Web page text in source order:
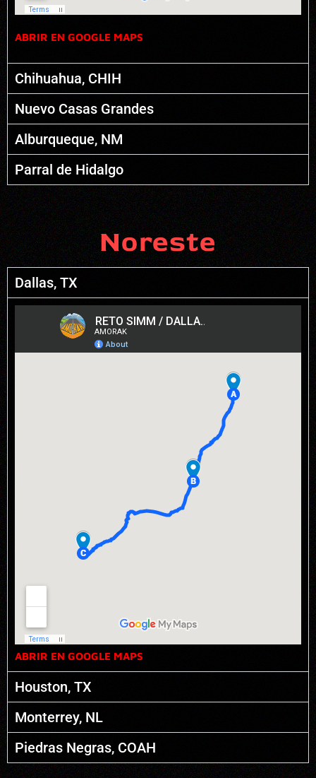
ABRIR EN GOOGLE MAPS
Chihuahua, CHIH
Nuevo Casas Grandes
Alburqueque, NM
Parral de Hidalgo
Noreste
Dallas, TX
ABRIR EN GOOGLE MAPS
Houston, TX
Monterrey, NL
Piedras Negras, COAH